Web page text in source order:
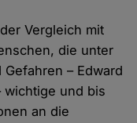
Vergleich mit
die unter
– Edward
wichtige und bis
an die